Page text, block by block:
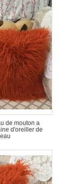
de mouton a
d'oreiller de